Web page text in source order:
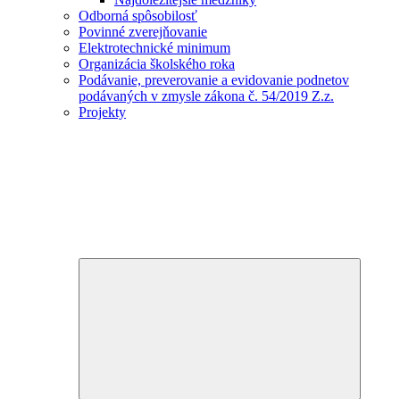
Odborná spôsobilosť
Povinné zverejňovanie
Elektrotechnické minimum
Organizácia školského roka
Podávanie, preverovanie a evidovanie podnetov
podávaných v zmysle zákona č. 54/2019 Z.z.
Projekty